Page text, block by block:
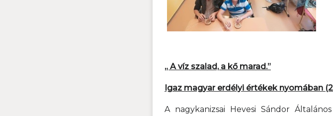
„ A víz szalad, a kő marad.”
Igaz magyar erdélyi értékek nyomában
A nagykanizsai Hevesi Sándor